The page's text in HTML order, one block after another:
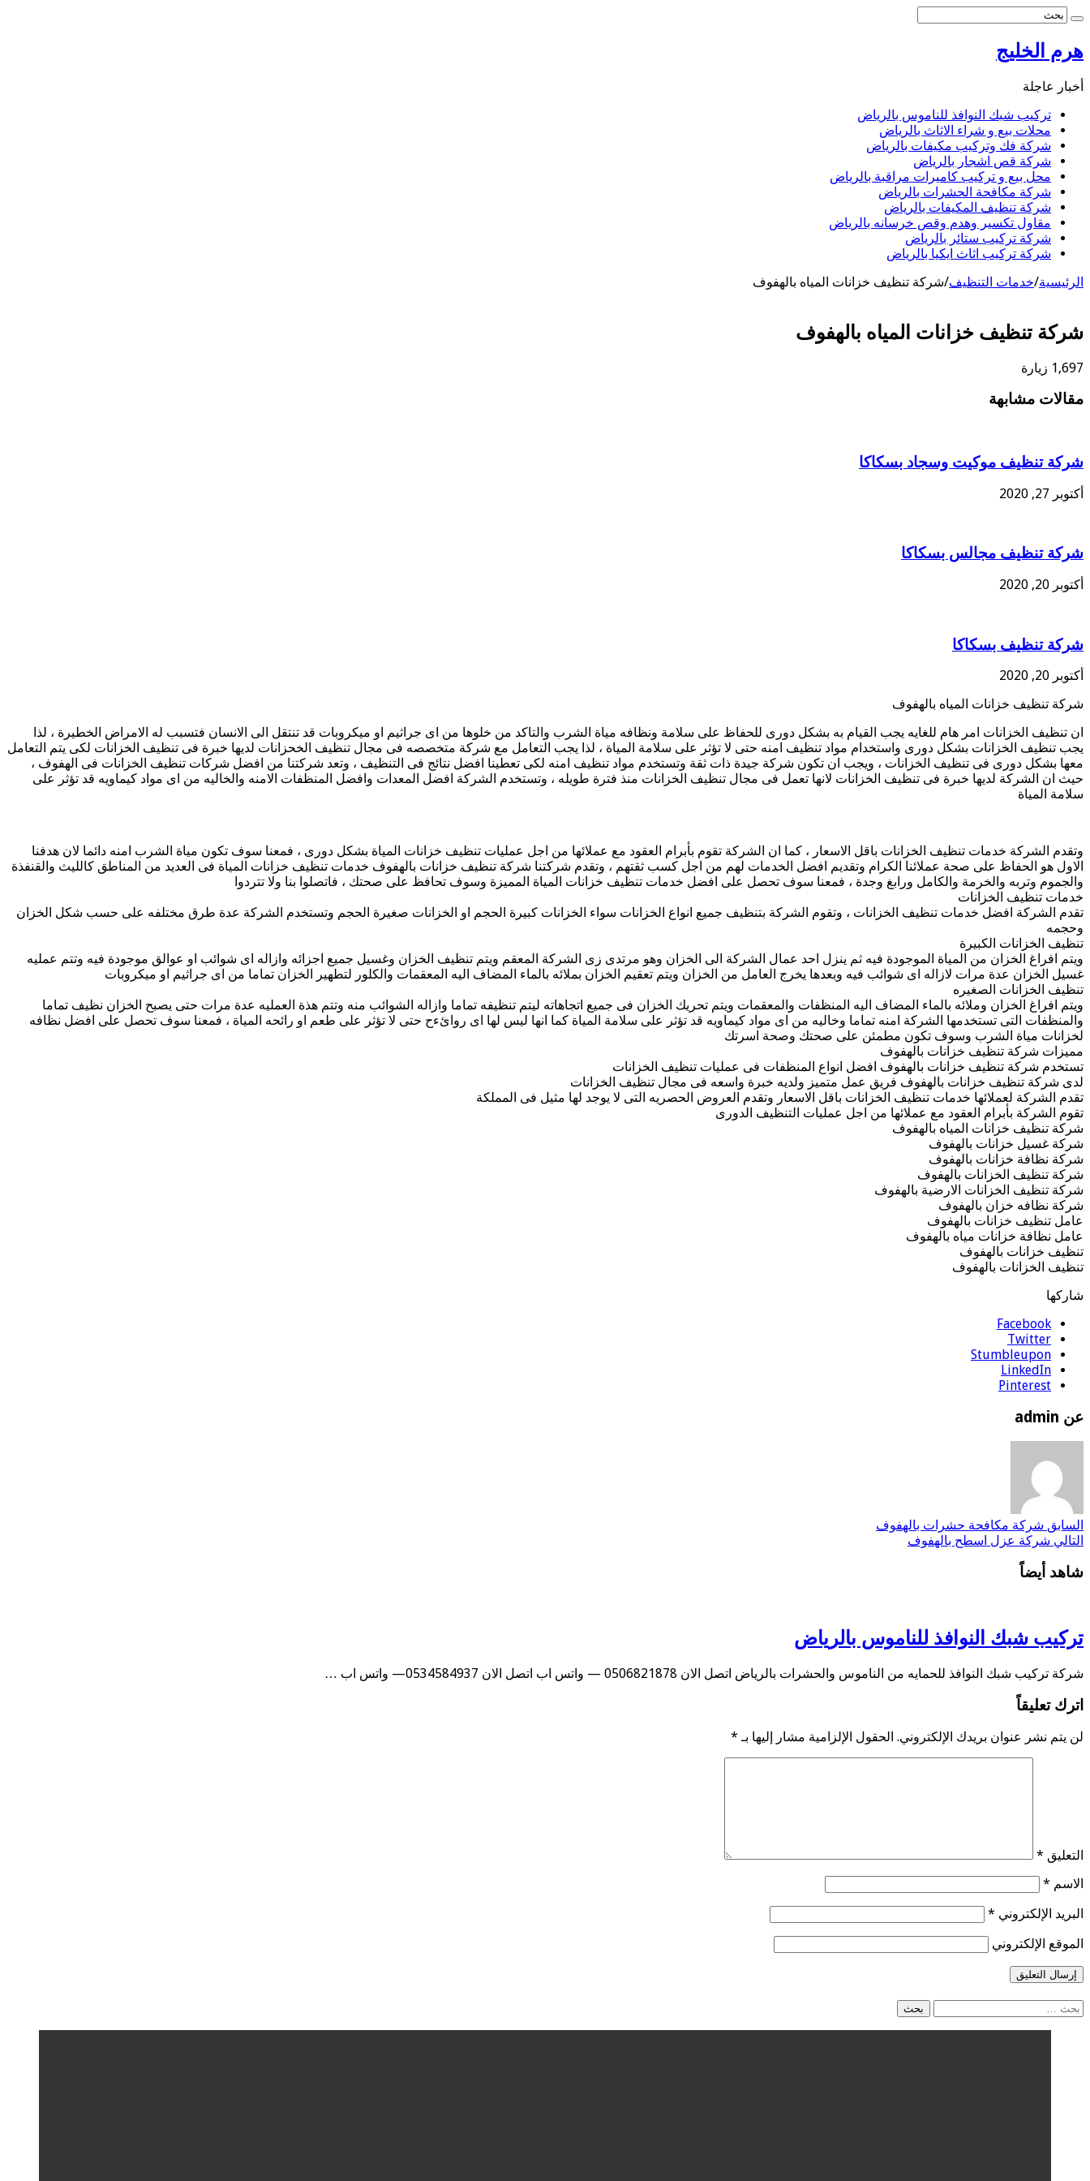
هرم الخليج
أخبار عاجلة
تركيب شبك النوافذ للناموس بالرياض
محلات بيع و شراء الاثاث بالرياض
شركة فك وتركيب مكيفات بالرياض
شركة قص اشجار بالرياض
محل بيع و تركيب كاميرات مراقبة بالرياض
شركة مكافحة الحشرات بالرياض
شركة تنظيف المكيفات بالرياض
مقاول تكسير وهدم وقص خرسانه بالرياض
شركة تركيب ستائر بالرياض
شركة تركيب اثاث ايكيا بالرياض
الرئيسية/خدمات التنظيف/شركة تنظيف خزانات المياه بالهفوف
شركة تنظيف خزانات المياه بالهفوف
1,697 زيارة
مقالات مشابهة
شركة تنظيف موكيت وسجاد بسكاكا
أكتوبر 27, 2020
شركة تنظيف مجالس بسكاكا
أكتوبر 20, 2020
شركة تنظيف بسكاكا
أكتوبر 20, 2020
شركة تنظيف خزانات المياه بالهفوف
ان تنظيف الخزانات امر هام للغايه يجب القيام به بشكل دورى للحفاظ على سلامة ونظافه مياة الشرب والتاكد من خلوها من اى جراثيم او ميكروبات قد تنتقل الى الانسان فتسبب له الامراض الخطيرة ، لذا
يجب تنظيف الخزانات بشكل دورى واستخدام مواد تنظيف امنه حتى لا تؤثر على سلامة المياة ، لذا يجب التعامل مع شركة متخصصه فى مجال تنظيف الخحزانات لديها خبرة فى تنظيف الخزانات لكى يتم التعامل
معها بشكل دورى فى تنظيف الخزانات ، ويجب ان تكون شركة جيدة ذات ثقة وتستخدم مواد تنظيف امنه لكى تعطينا افضل نتائج فى التنظيف ، وتعد شركتنا من افضل شركات تنظيف الخزانات فى الهفوف ،
حيث ان الشركة لديها خبرة فى تنظيف الخزانات لانها تعمل فى مجال تنظيف الخزانات منذ فترة طويله ، وتستخدم الشركة افضل المعدات وافضل المنظفات الامنه والخاليه من اى مواد كيماويه قد تؤثر على
سلامة المياة
وتقدم الشركة خدمات تنظيف الخزانات باقل الاسعار ، كما ان الشركة تقوم بأبرام العقود مع عملائها من اجل عمليات تنظيف خزانات المياة بشكل دورى ، فمعنا سوف تكون مياة الشرب امنه دائما لان هدفنا
الاول هو الحفاظ على صحة عملائنا الكرام وتقديم افضل الخدمات لهم من اجل كسب ثقتهم ، وتقدم شركتنا شركة تنظيف خزانات بالهفوف خدمات تنظيف خزانات المياة فى العديد من المناطق كالليث والقنفذة
والجموم وتربه والخرمة والكامل ورابغ وجدة ، فمعنا سوف تحصل على افضل خدمات تنظيف خزانات المياة المميزة وسوف تحافظ على صحتك ، فاتصلوا بنا ولا تتردوا
خدمات تنظيف الخزانات
تقدم الشركة افضل خدمات تنظيف الخزانات ، وتقوم الشركة بتنظيف جميع انواع الخزانات سواء الخزانات كبيرة الحجم او الخزانات صغيرة الحجم وتستخدم الشركة عدة طرق مختلفه على حسب شكل الخزان
وحجمه
تنظيف الخزانات الكبيرة
ويتم افراغ الخزان من المياة الموجودة فيه ثم ينزل احد عمال الشركة الى الخزان وهو مرتدى زى الشركة المعقم ويتم تنظيف الخزان وغسيل جميع اجزائه وازاله اى شوائب او عوالق موجودة فيه وتتم عمليه
غسيل الخزان عدة مرات لازاله اى شوائب فيه وبعدها يخرج العامل من الخزان ويتم تعقيم الخزان بملائه بالماء المضاف اليه المعقمات والكلور لتطهير الخزان تماما من اى جراثيم او ميكروبات
تنظيف الخزانات الصغيره
ويتم افراغ الخزان وملائه بالماء المضاف اليه المنظفات والمعقمات ويتم تحريك الخزان فى جميع اتجاهاته ليتم تنظيفه تماما وازاله الشوائب منه وتتم هذة العمليه عدة مرات حتى يصبح الخزان نظيف تماما
والمنظفات التى تستخدمها الشركة امنه تماما وخاليه من اى مواد كيماويه قد تؤثر على سلامة المياة كما انها ليس لها اى روائءح حتى لا تؤثر على طعم او رائحه المياة ، فمعنا سوف تحصل على افضل نظافه
لخزانات مياة الشرب وسوف تكون مطمئن على صحتك وصحة اسرتك
مميزات شركة تنظيف خزانات بالهفوف
تستخدم شركة تنظيف خزانات بالهفوف افضل انواع المنظفات فى عمليات تنظيف الخزانات
لدى شركة تنظيف خزانات بالهفوف فريق عمل متميز ولديه خبرة واسعه فى مجال تنظيف الخزانات
تقدم الشركة لعملائها خدمات تنظيف الخزانات باقل الاسعار وتقدم العروض الحصريه التى لا يوجد لها مثيل فى المملكة
تقوم الشركة بأبرام العقود مع عملائها من اجل عمليات التنظيف الدورى
شركة تنظيف خزانات المياه بالهفوف
شركة غسيل خزانات بالهفوف
شركة نظافة خزانات بالهفوف
شركة تنظيف الخزانات بالهفوف
شركة تنظيف الخزانات الارضية بالهفوف
شركة نظافه خزان بالهفوف
عامل تنظيف خزانات بالهفوف
عامل نظافة خزانات مياه بالهفوف
تنظيف خزانات بالهفوف
تنظيف الخزانات بالهفوف
شاركها
Facebook
Twitter
Stumbleupon
LinkedIn
Pinterest
عن admin
السابق شركة مكافحة حشرات بالهفوف
التالي شركة عزل اسطح بالهفوف
شاهد أيضاً
تركيب شبك النوافذ للناموس بالرياض
شركة تركيب شبك النوافذ للحمايه من الناموس والحشرات بالرياض اتصل الان 0506821878 — واتس اب اتصل الان 0534584937— واتس اب …
اترك تعليقاً
لن يتم نشر عنوان بريدك الإلكتروني. الحقول الإلزامية مشار إليها بـ *
التعليق *
الاسم *
البريد الإلكتروني *
الموقع الإلكتروني
البحث
عن: